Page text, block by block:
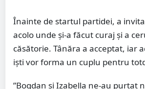
Înainte de startul partidei, a
acolo unde și-a făcut curaj și a
căsătorie. Tânăra a acceptat, iar
iști vor forma un cuplu pentru
”Bogdan și Izabella ne-au purtat